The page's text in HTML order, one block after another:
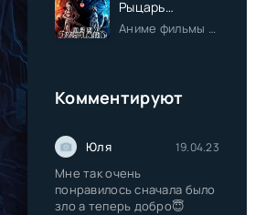
Рыцарь
Святого
королевства
Аниме фильмы / Приключения / Фэнтези / Анонсы
Комментируют
Юля 19.04.23
Мне так очень
понравилось сначала было
зло а теперь добро😇